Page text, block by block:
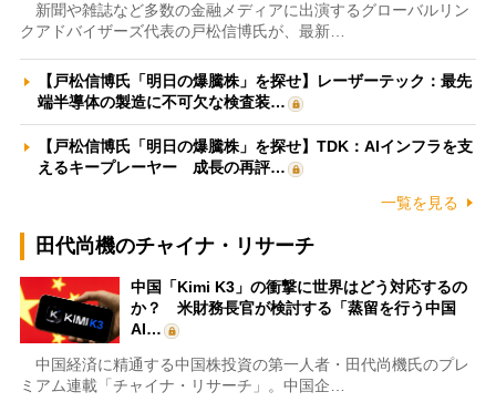
新聞や雑誌など多数の金融メディアに出演するグローバルリン
クアドバイザーズ代表の戸松信博氏が、最新…
【戸松信博氏「明日の爆騰株」を探せ】レーザーテック：最先
端半導体の製造に不可欠な検査装…
【戸松信博氏「明日の爆騰株」を探せ】TDK：AIインフラを支
えるキープレーヤー 成長の再評…
一覧を見る
田代尚機のチャイナ・リサーチ
中国「Kimi K3」の衝撃に世界はどう対応するの
か？ 米財務長官が検討する「蒸留を行う中国
AI…
中国経済に精通する中国株投資の第一人者・田代尚機氏のプレ
ミアム連載「チャイナ・リサーチ」。中国企…